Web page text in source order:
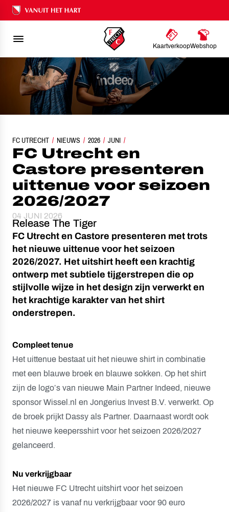
Ons nalatenschap
KaartverkoopWebshop
FC UTRECHT NIEUWS 2026 JUNI
FC UTRECHT EN CASTORE PRESENTEREN UITTENUE VOOR SEIZOEN 2026/
FC Utrecht en
Castore presenteren
uittenue voor seizoen
2026/2027
04 JUNI 2026
Release The Tiger
FC Utrecht en Castore presenteren met trots
het nieuwe uittenue voor het seizoen
2026/2027. Het uitshirt heeft een krachtig
ontwerp met subtiele tijgerstrepen die op
stijlvolle wijze in het design zijn verwerkt en
het krachtige karakter van het shirt
onderstrepen.
Compleet tenue
Het uittenue bestaat uit het nieuwe shirt in combinatie
met een blauwe broek en blauwe sokken. Op het shirt
zijn de logo’s van nieuwe Main Partner Indeed, nieuwe
sponsor Wissel.nl en Jongerius Invest B.V. verwerkt. Op
de broek prijkt Dassy als Partner. Daarnaast wordt ook
het nieuwe keepersshirt voor het seizoen 2026/2027
gelanceerd.
Nu verkrijgbaar
Het nieuwe FC Utrecht uitshirt voor het seizoen
2026/2027 is vanaf nu verkrijgbaar voor 90 euro